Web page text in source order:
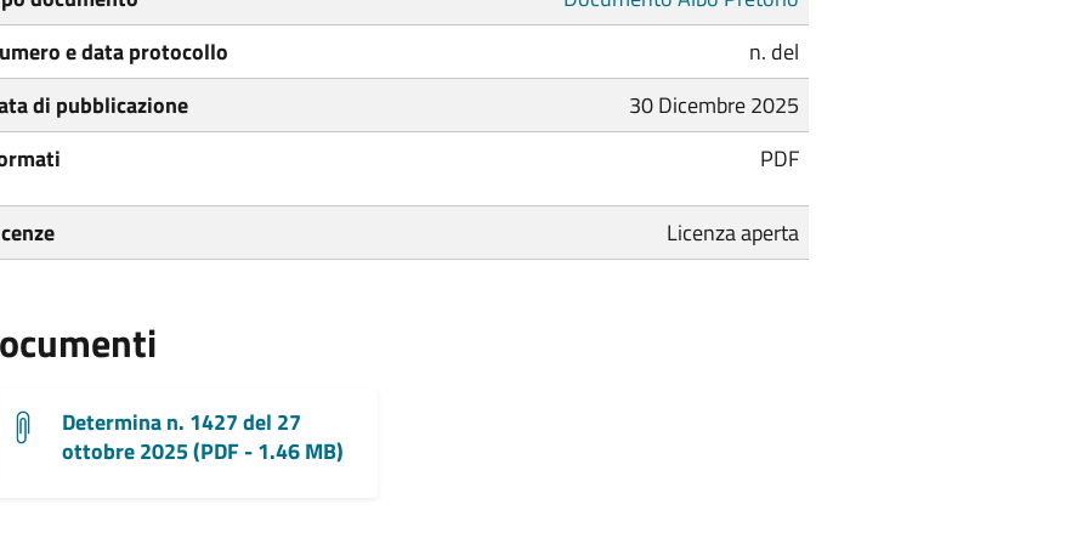
e data protocollo
n. del
di pubblicazione
30 Dicembre 2025
PDF
Licenza aperta
Determina n. 1427 del 27
ottobre 2025 (PDF - 1.46 MB)